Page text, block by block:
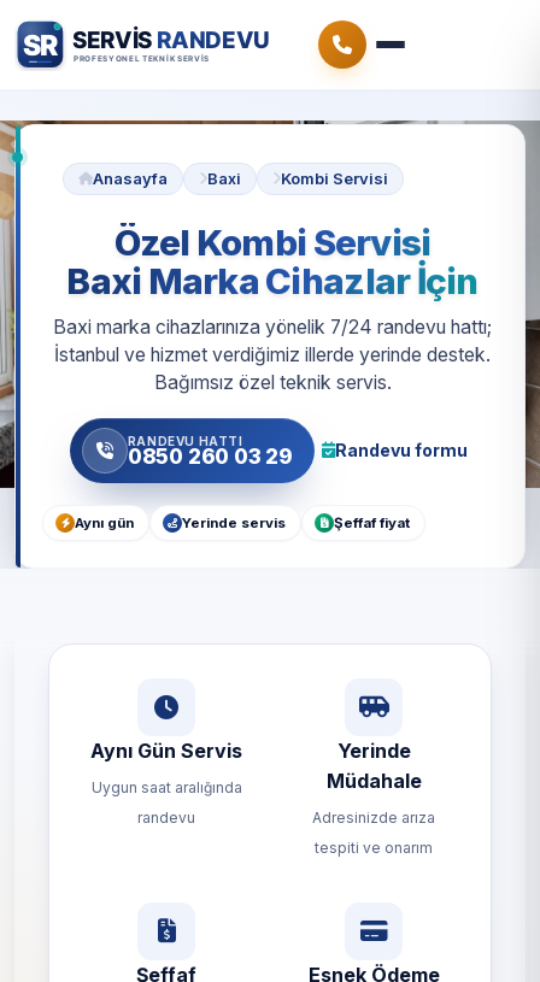
Anasayfa Baxi Kombi Servisi
Özel Kombi Servisi
Baxi Marka Cihazlar İçin
Baxi marka cihazlarınıza yönelik 7/24 randevu hattı;
İstanbul ve hizmet verdiğimiz illerde yerinde destek.
Bağımsız özel teknik servis.
RANDEVU HATTI
0850 260 03 29 Randevu formu
Aynı gün Yerinde servis Şeffaf fiyat
Aynı Gün Servis
Uygun saat aralığında
randevu
Yerinde
Müdahale
Adresinizde arıza
tespiti ve onarım
Şeffaf
Esnek Ödeme